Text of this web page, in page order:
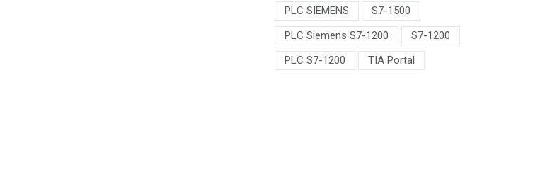
PLC SIEMENS
S7-1500
PLC Siemens S7-1200
S7-1200
PLC S7-1200
TIA Portal